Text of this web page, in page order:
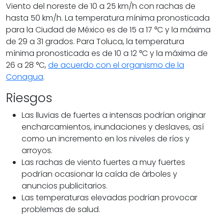
Viento del noreste de 10 a 25 km/h con rachas de
hasta 50 km/h. La temperatura mínima pronosticada
para la Ciudad de México es de 15 a 17 °C y la máxima
de 29 a 31 grados. Para Toluca, la temperatura
mínima pronosticada es de 10 a 12 °C y la máxima de
26 a 28 °C, de acuerdo con el organismo de la
Conagua.
Riesgos
Las lluvias de fuertes a intensas podrían originar
encharcamientos, inundaciones y deslaves, así
como un incremento en los niveles de ríos y
arroyos.
Las rachas de viento fuertes a muy fuertes
podrían ocasionar la caída de árboles y
anuncios publicitarios.
Las temperaturas elevadas podrían provocar
problemas de salud.